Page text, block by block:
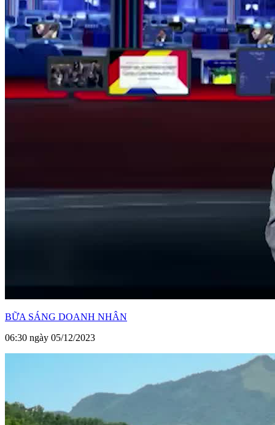
BỮA SÁNG DOANH NHÂN
06:30 ngày 05/12/2023